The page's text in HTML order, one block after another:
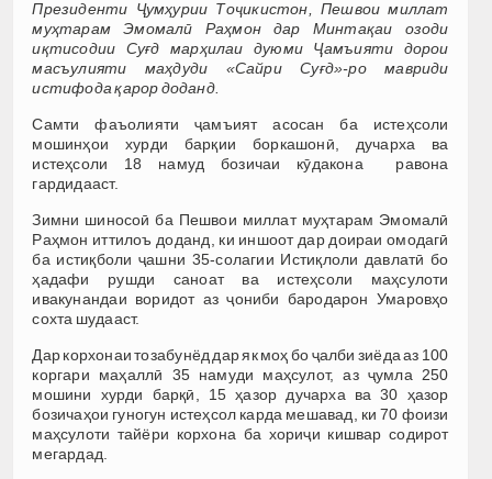
Президенти Ҷумҳурии Тоҷикистон, Пешвои миллат
муҳтарам Эмомалӣ Раҳмон дар Минтақаи озоди
иқтисодии Суғд марҳилаи дуюми Ҷамъияти дорои
масъулияти маҳдуди «Сайри Суғд»-ро мавриди
истифода қарор доданд.
Самти фаъолияти ҷамъият асосан ба истеҳсоли
мошинҳои хурди барқии боркашонӣ, дучарха ва
истеҳсоли 18 намуд бозичаи кӯдакона равона
гардидааст.
Зимни шиносоӣ ба Пешвои миллат муҳтарам Эмомалӣ
Раҳмон иттилоъ доданд, ки иншоот дар доираи омодагӣ
ба истиқболи ҷашни 35-солагии Истиқлоли давлатӣ бо
ҳадафи рушди саноат ва истеҳсоли маҳсулоти
ивакунандаи воридот аз ҷониби бародарон Умаровҳо
сохта шудааст.
Дар корхонаи тозабунёд дар як моҳ бо ҷалби зиёда аз 100
коргари маҳаллӣ 35 намуди маҳсулот, аз ҷумла 250
мошини хурди барқӣ, 15 ҳазор дучарха ва 30 ҳазор
бозичаҳои гуногун истеҳсол карда мешавад, ки 70 фоизи
маҳсулоти тайёри корхона ба хориҷи кишвар содирот
мегардад.